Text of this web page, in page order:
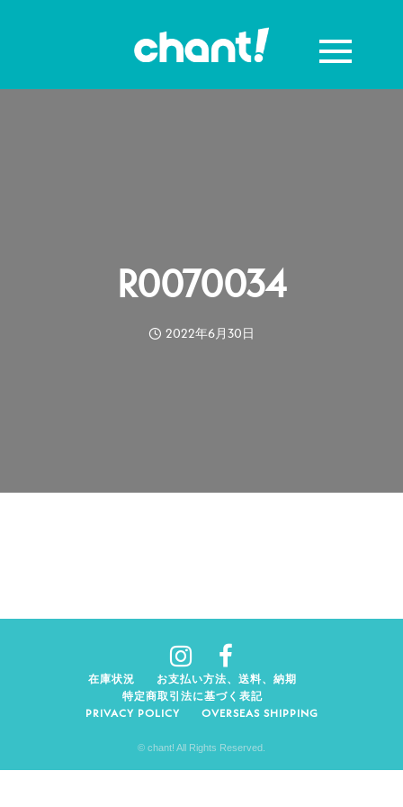
R0070034
2022年6月30日
在庫状況
お支払い方法、送料、納期
特定商取引法に基づく表記
PRIVACY POLICY
OVERSEAS SHIPPING
© chant! All Rights Reserved.